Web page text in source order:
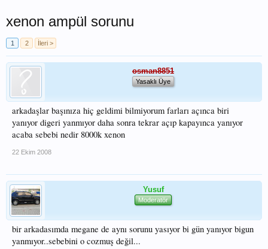
xenon ampül sorunu
1 2 İleri >
osman8851
Yasaklı Üye
arkadaşlar başınıza hiç geldimi bilmiyorum farları açınca biri
yanıyor digeri yanmıyor daha sonra tekrar açıp kapayınca yanıyor
acaba sebebi nedir 8000k xenon
22 Ekim 2008
Yusuf
Moderatör
bir arkadasımda megane de aynı sorunu yasıyor bi gün yanıyor bigun
yanmıyor..sebebini o cozmuş değil...